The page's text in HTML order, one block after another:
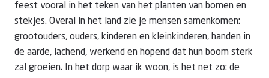
feest vooral in het teken van het planten van bomen en
stekjes. Overal in het land zie je mensen samenkomen:
grootouders, ouders, kinderen en kleinkinderen, handen in
de aarde, lachend, werkend en hopend dat hun boom sterk
zal groeien. In het dorp waar ik woon, is het net zo: de